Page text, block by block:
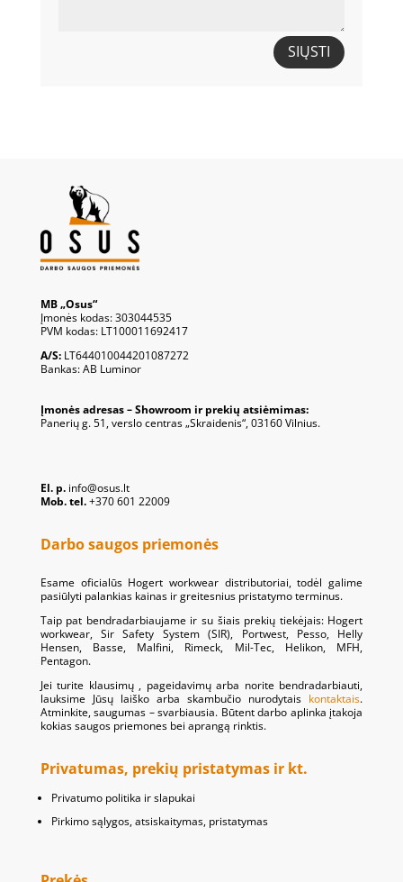
SIŲSTI
MB „Osus“
Įmonės kodas: 303044535
PVM kodas: LT100011692417
A/S:LT644010044201087272
Bankas: AB Luminor
Įmonės adresas – Showroom ir prekių atsiėmimas:
Panerių g. 51, verslo centras „Skraidenis“, 03160 Vilnius.
El. p.info@osus.lt
Mob. tel.+370 601 22009
Darbo saugos priemonės
Esame oficialūs Hogert workwear distributoriai, todėl galime
pasiūlyti palankias kainas ir greitesnius pristatymo terminus.
Taip pat bendradarbiaujame ir su šiais prekių tiekėjais: Hogert
workwear, Sir Safety System (SIR), Portwest, Pesso, Helly
Hensen, Basse, Malfini, Rimeck, Mil-Tec, Helikon, MFH,
Pentagon.
Jei turite klausimų , pageidavimų arba norite bendradarbiauti,
lauksime Jūsų laiško arba skambučio nurodytais kontaktais.
Atminkite, saugumas – svarbiausia. Būtent darbo aplinka įtakoja
kokias saugos priemones bei aprangą rinktis.
Privatumas, prekių pristatymas ir kt.
Privatumo politika ir slapukai
Pirkimo sąlygos, atsiskaitymas, pristatymas